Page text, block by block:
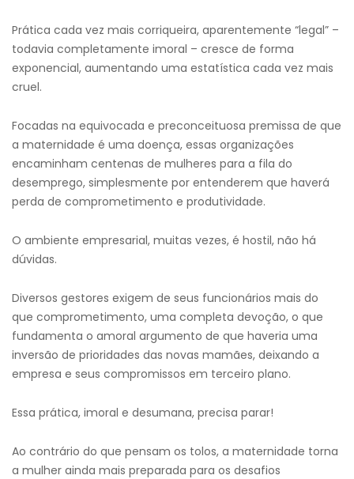
Prática cada vez mais corriqueira, aparentemente “legal” –
todavia completamente imoral – cresce de forma
exponencial, aumentando uma estatística cada vez mais
cruel.
Focadas na equivocada e preconceituosa premissa de que
a maternidade é uma doença, essas organizações
encaminham centenas de mulheres para a fila do
desemprego, simplesmente por entenderem que haverá
perda de comprometimento e produtividade.
O ambiente empresarial, muitas vezes, é hostil, não há
dúvidas.
Diversos gestores exigem de seus funcionários mais do
que comprometimento, uma completa devoção, o que
fundamenta o amoral argumento de que haveria uma
inversão de prioridades das novas mamães, deixando a
empresa e seus compromissos em terceiro plano.
Essa prática, imoral e desumana, precisa parar!
Ao contrário do que pensam os tolos, a maternidade torna
a mulher ainda mais preparada para os desafios